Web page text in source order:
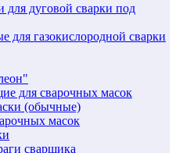
дуговой сварки под
для газокислородной сварки
для сварочных масок
(обычные)
масок
сварщика